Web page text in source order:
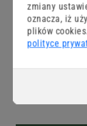
zmiany
oznacza, iż
plików
polityce